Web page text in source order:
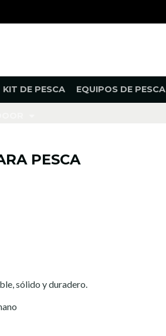
KIT DE PESCA EQUIPOS DE PESCA
PESCA
sólido y duradero.